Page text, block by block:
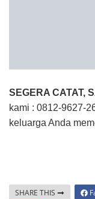
SEGERA CATAT,
kami : 0812-9627-
keluarga Anda
SHARE THIS